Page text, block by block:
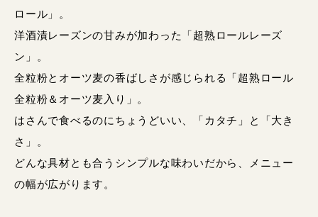
ロール」。
洋酒漬レーズンの甘みが加わった「超熟ロールレーズ
ン」。
全粒粉とオーツ麦の香ばしさが感じられる「超熟ロール
全粒粉＆オーツ麦入り」。
はさんで食べるのにちょうどいい、「カタチ」と「大き
さ」。
どんな具材とも合うシンプルな味わいだから、メニュー
の幅が広がります。